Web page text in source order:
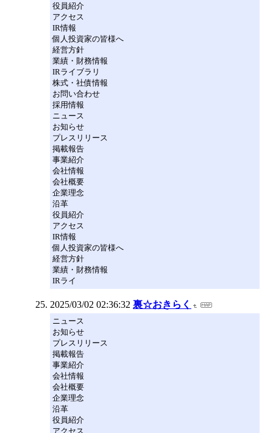
役員紹介
アクセス
IR情報
個人投資家の皆様へ
経営方針
業績・財務情報
IRライブラリ
株式・社債情報
お問い合わせ
採用情報
ニュース
お知らせ
プレスリリース
掲載報告
事業紹介
会社情報
会社概要
企業理念
沿革
役員紹介
アクセス
IR情報
個人投資家の皆様へ
経営方針
業績・財務情報
IRライ
2025/03/02 02:36:32 裏☆おきらく
ニュース
お知らせ
プレスリリース
掲載報告
事業紹介
会社情報
会社概要
企業理念
沿革
役員紹介
アクセス